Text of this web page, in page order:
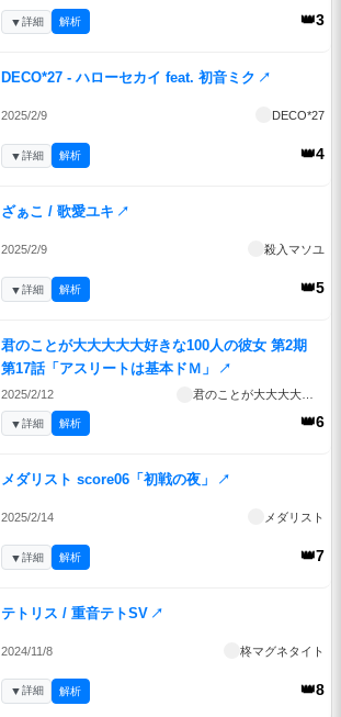
👑3
▼詳細 解析
DECO*27 - ハローセカイ feat. 初音ミク ↗
2025/2/9 DECO*27
👑4
▼詳細 解析
ざぁこ / 歌愛ユキ ↗
2025/2/9 殺入マソユ
👑5
▼詳細 解析
君のことが大大大大大好きな100人の彼女 第2期
第17話「アスリートは基本ドＭ」
↗
2025/2/12
👑6
▼詳細 解析
メダリスト score06「初戦の夜」 ↗
2025/2/14 メダリスト
👑7
▼詳細 解析
テトリス / 重音テトSV ↗
2024/11/8 柊マグネタイト
👑8
▼詳細 解析